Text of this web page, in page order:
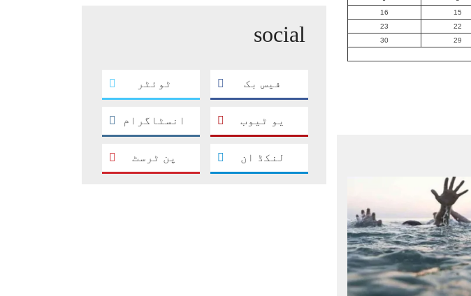
social
فیس بک ٹوئٹر
یو ٹیوب انسٹاگرام
لنکڈ ان پن ٹرسٹ
15
16
22
23
29
30